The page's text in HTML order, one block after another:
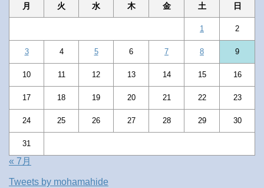
月 火 水 木 金 土 日
1 2
3 4 5 6 7 8 9
10 11 12 13 14 15 16
17 18 19 20 21 22 23
24 25 26 27 28 29 30
31
« 7月
Tweets by mohamahide